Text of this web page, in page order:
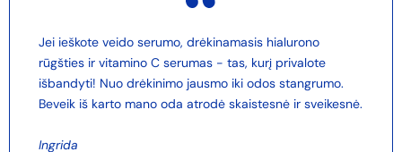
Jei ieškote veido serumo, drėkinamasis hialurono
rūgšties ir vitamino C serumas - tas, kurį privalote
išbandyti! Nuo drėkinimo jausmo iki odos stangrumo.
Beveik iš karto mano oda atrodė skaistesnė ir sveikesnė.
Ingrida